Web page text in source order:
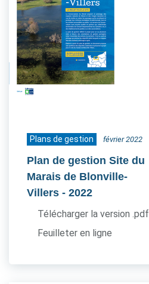
Plans de gestion février 2022
Plan de gestion Site du
Marais de Blonville-
Villers - 2022
Télécharger la version .pdf
Feuilleter en ligne